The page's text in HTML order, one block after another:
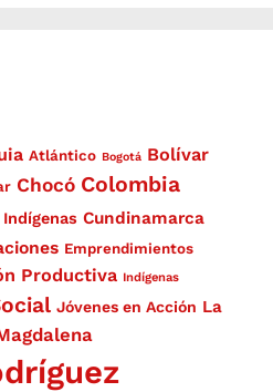
Atlántico Bogotá Bolívar
Chocó Colombia
Cundinamarca
Emprendimientos
Productiva Indígenas
Jóvenes en Acción La